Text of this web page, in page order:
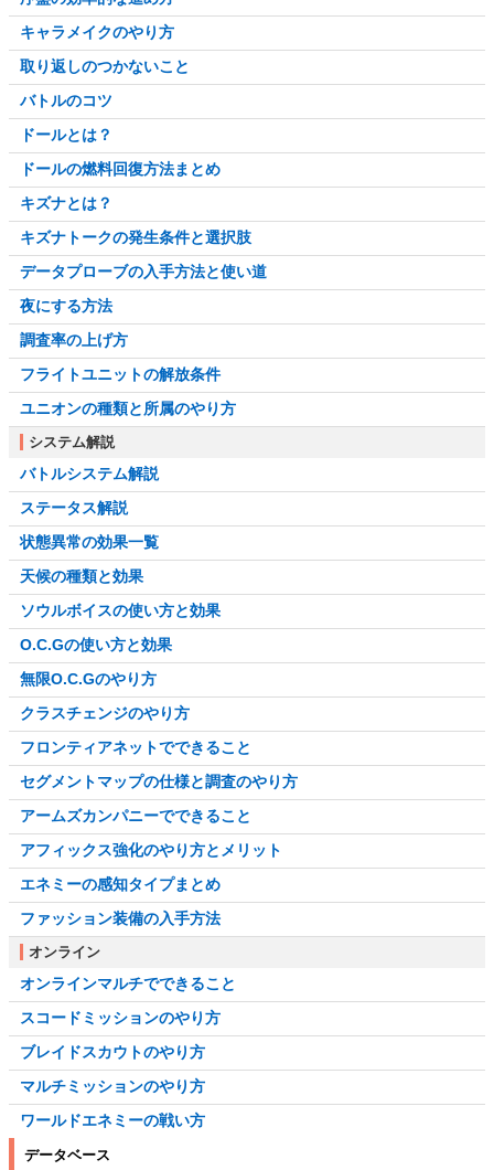
キャラメイクのやり方
取り返しのつかないこと
バトルのコツ
ドールとは？
ドールの燃料回復方法まとめ
キズナとは？
キズナトークの発生条件と選択肢
データプローブの入手方法と使い道
夜にする方法
調査率の上げ方
フライトユニットの解放条件
ユニオンの種類と所属のやり方
システム解説
バトルシステム解説
ステータス解説
状態異常の効果一覧
天候の種類と効果
ソウルボイスの使い方と効果
O.C.Gの使い方と効果
無限O.C.Gのやり方
クラスチェンジのやり方
フロンティアネットでできること
セグメントマップの仕様と調査のやり方
アームズカンパニーでできること
アフィックス強化のやり方とメリット
エネミーの感知タイプまとめ
ファッション装備の入手方法
オンライン
オンラインマルチでできること
スコードミッションのやり方
ブレイドスカウトのやり方
マルチミッションのやり方
ワールドエネミーの戦い方
データベース